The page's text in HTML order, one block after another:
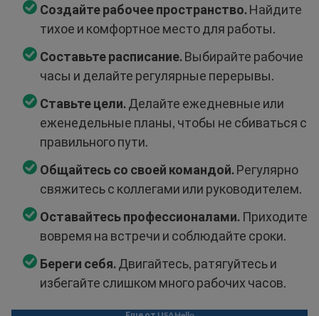
Создайте рабочее пространство.Найдите
тихое и комфортное место для работы.
Составьте расписание.Выбирайте рабочие
часы и делайте регулярные перерывы.
Ставьте цели.Делайте ежедневные или
еженедельные планы, чтобы не сбиваться с
правильного пути.
Общайтесь со своей командой.Регулярно
свяжитесь с коллегами или руководителем.
Оставайтесь профессионалами. Приходите
вовремя на встречи и соблюдайте сроки.
Береги себя.Двигайтесь, ратягуйтесь и
избегайте слишком много рабочих часов.